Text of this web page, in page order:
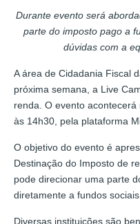
Durante evento será
parte do imposto pago a
dúvidas com a
A área de Cidadania Fiscal
próxima semana, a Live
renda. O evento
às 14h30, pela plataforma
O objetivo do evento é
Destinação do Imposto de
pode direcionar uma parte
diretamente a fundos sociais.
Diversas instituições são